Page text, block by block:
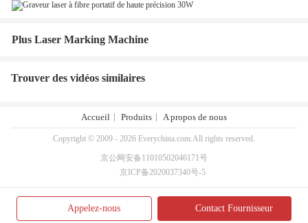
Plus Laser Marking Machine
Trouver des vidéos similaires
Appelez-nous Contact Fournisseur
Accueil Produits A propos de nous
Copyright © 2009 - 2026 Everychina.com.All rights reserved.
京公网安备11010502046171号
京ICP备2020037340号-5